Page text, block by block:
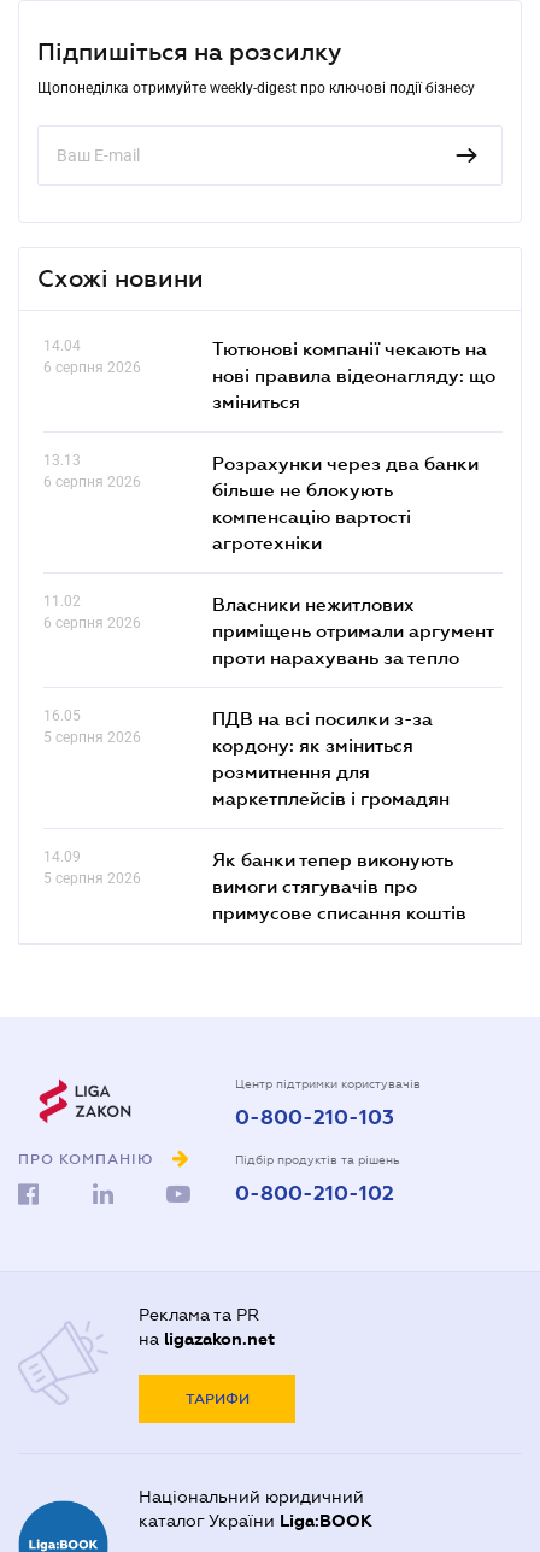
Підпишіться на розсилку
Щопонеділка отримуйте weekly-digest про ключові події бізнесу
Схожі новини
14.04
6 серпня 2026
Тютюнові компанії чекають на
нові правила відеонагляду: що
зміниться
13.13
6 серпня 2026
Розрахунки через два банки
більше не блокують
компенсацію вартості
агротехніки
11.02
6 серпня 2026
Власники нежитлових
приміщень отримали аргумент
проти нарахувань за тепло
16.05
5 серпня 2026
ПДВ на всі посилки з-за
кордону: як зміниться
розмитнення для
маркетплейсів і громадян
14.09
5 серпня 2026
Як банки тепер виконують
вимоги стягувачів про
примусове списання коштів
ПРО КОМПАНІЮ
Центр підтримки користувачів
0-800-210-103
Підбір продуктів та рішень
0-800-210-102
Реклама та PR
на ligazakon.net
ТАРИФИ
Національний юридичний
каталог України Liga:BOOK